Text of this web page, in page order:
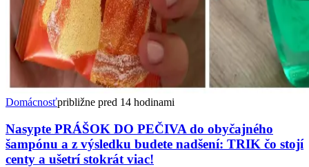
Domácnosťpribližne pred 14 hodinami
Nasypte PRÁŠOK DO PEČIVA do obyčajného
šampónu a z výsledku budete nadšení: TRIK čo stojí
centy a ušetrí stokrát viac!